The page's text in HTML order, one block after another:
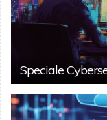
Speciale